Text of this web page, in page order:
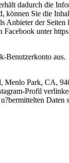
dadurch die
können Sie die
Anbieter der Seiten
unter
Benutzerkonto aus.
Menlo Park, CA,
Profil
Daten